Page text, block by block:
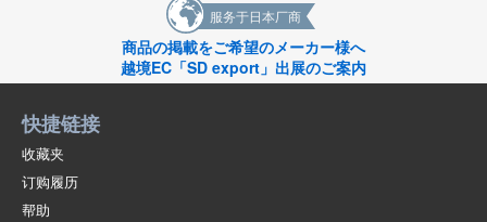
服务于日本厂商
商品の掲載をご希望のメーカー様へ
越境EC「SD export」出展のご案内
快捷链接
收藏夹
订购履历
帮助